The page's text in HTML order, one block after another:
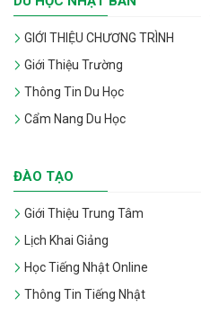
GIỚI THIỆU CHƯƠNG TRÌNH
Giới Thiệu Trường
Thông Tin Du Học
Cẩm Nang Du Học
ĐÀO TẠO
Giới Thiệu Trung Tâm
Lịch Khai Giảng
Học Tiếng Nhật Online
Thông Tin Tiếng Nhật